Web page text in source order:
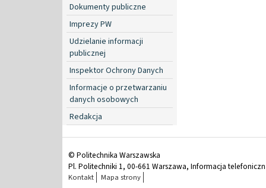
Dokumenty publiczne
Imprezy PW
Udzielanie informacji
publicznej
Inspektor Ochrony Danych
Informacje o przetwarzaniu
danych osobowych
Redakcja
© Politechnika Warszawska
Pl. Politechniki 1, 00-661 Warszawa, Informacja
Kontakt Mapa strony